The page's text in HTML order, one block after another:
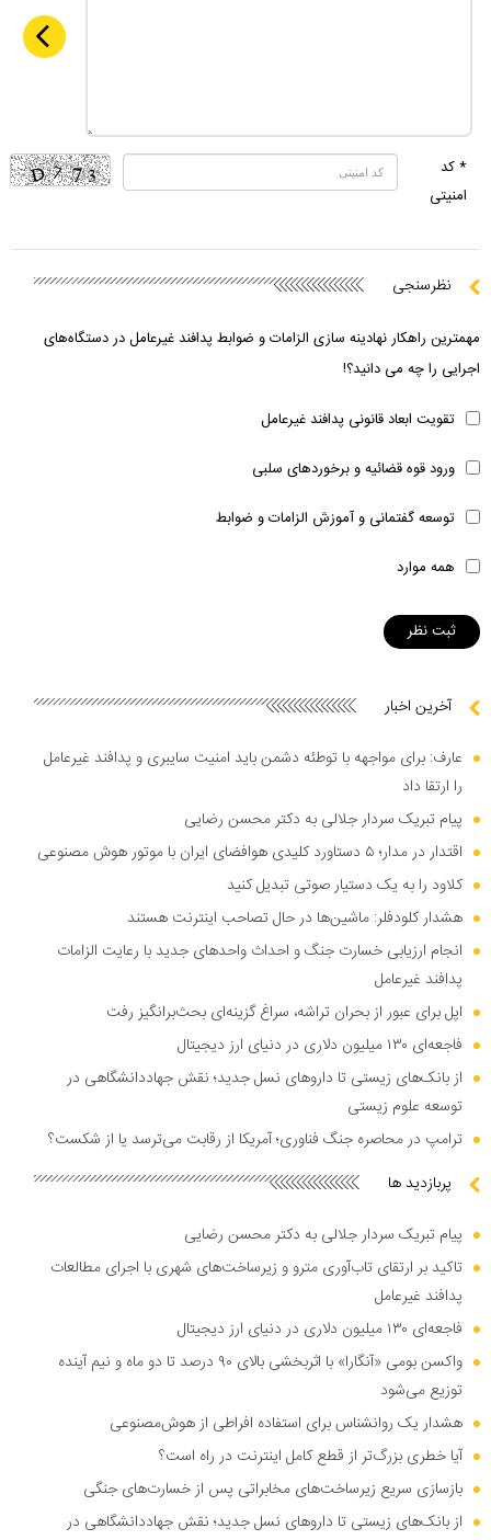
* کد
امنیتی
نظرسنجی
مهمترین راهکار نهادینه سازی الزامات و ضوابط پدافند غیرعامل در دستگاه‌های
اجرایی را چه می دانید؟!
تقویت ابعاد قانونی پدافند غیرعامل
ورود قوه قضائیه و برخوردهای سلبی
توسعه گفتمانی و آموزش الزامات و ضوابط
همه موارد
آخرین اخبار
عارف: برای مواجهه با توطئه دشمن باید امنیت سایبری و پدافند غیرعامل
را ارتقا داد
پیام تبریک سردار جلالی به دکتر محسن رضایی
اقتدار در مدار؛ ۵ دستاورد کلیدی هوافضای ایران با موتور هوش مصنوعی
کلاود را به یک دستیار صوتی تبدیل کنید
هشدار کلودفلر: ماشین‌ها در حال تصاحب اینترنت هستند
انجام ارزیابی خسارت جنگ و احداث واحد‌های جدید با رعایت الزامات
پدافند غیرعامل
اپل برای عبور از بحران تراشه، سراغ گزینه‌ای بحث‌برانگیز رفت
فاجعه‌ای ۱۳۰ میلیون دلاری در دنیای ارز دیجیتال
از بانک‌های زیستی تا دارو‌های نسل جدید؛ نقش جهاددانشگاهی در
توسعه علوم زیستی
ترامپ در محاصره جنگ فناوری؛ آمریکا از رقابت می‌ترسد یا از شکست؟
پربازدید ها
پیام تبریک سردار جلالی به دکتر محسن رضایی
تاکید بر ارتقای تاب‌آوری مترو و زیرساخت‌های شهری با اجرای مطالعات
پدافند غیرعامل
فاجعه‌ای ۱۳۰ میلیون دلاری در دنیای ارز دیجیتال
واکسن بومی «آنگارا» با اثربخشی بالای ۹۰ درصد تا دو ماه و نیم آینده
توزیع می‌شود
هشدار یک روانشناس برای استفاده افراطی از هوش‌مصنوعی
آیا خطری بزرگ‌تر از قطع کامل اینترنت در راه است؟
بازسازی سریع زیرساخت‌های مخابراتی پس از خسارت‌های جنگی
از بانک‌های زیستی تا دارو‌های نسل جدید؛ نقش جهاددانشگاهی در